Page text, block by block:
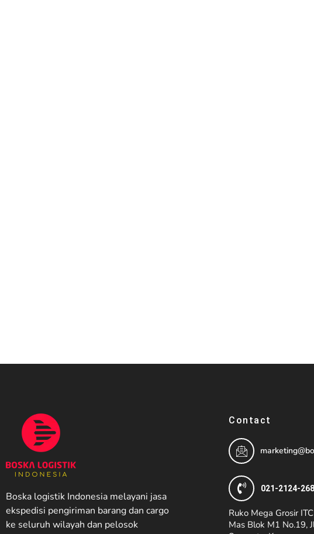
Boska logistik Indonesia melayani jasa
ekspedisi pengiriman barang dan cargo
ke seluruh wilayah dan pelosok
Contact
021-2124-
Ruko Mega Grosir
Mas Blok M1 No.19,